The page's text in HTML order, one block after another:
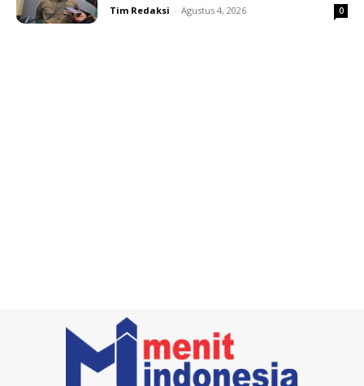
Tim Redaksi - Agustus 4, 2026 0